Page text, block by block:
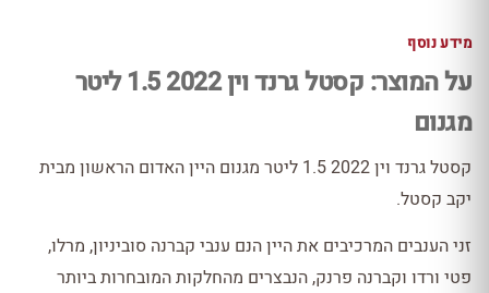
מידע נוסף
על המוצר: קסטל גרנד וין 2022 1.5 ליטר
מגנום
קסטל גרנד וין 2022 1.5 ליטר מגנום היין האדום הראשון מבית
יקב קסטל.
זני הענבים המרכיבים את היין הנם ענבי קברנה סוביניון, מרלו,
פטי ורדו וקברנה פרנק, הנבצרים מהחלקות המובחרות ביותר